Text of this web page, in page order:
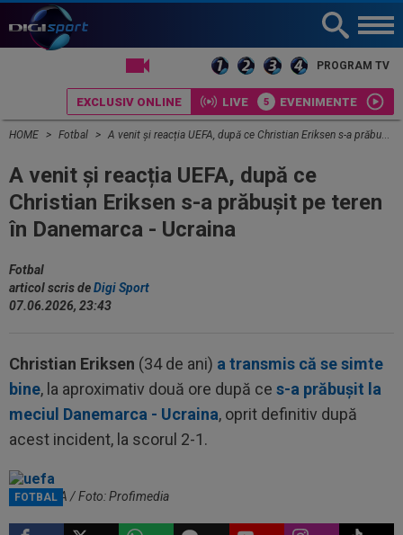
PROGRAM TV
EXCLUSIV ONLINE LIVE EVENIMENTE
HOME Fotbal A venit și reacția UEFA, după ce Christian Eriksen s-a prăbușit pe teren în Danemarca - Ucraina
A venit și reacția UEFA, după ce
Christian Eriksen s-a prăbușit pe teren
în Danemarca - Ucraina
Fotbal
articol scris deDigi Sport
07.06.2026, 23:43
Christian Eriksen (34 de ani) a transmis că se simte
bine, la aproximativ două ore după ce s-a prăbușit la
meciul Danemarca - Ucraina, oprit definitiv după
acest incident, la scorul 2-1.
FOTBAL
Sigla UEFA / Foto: Profimedia